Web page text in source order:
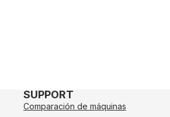
SUPPORT
Comparación de máquinas